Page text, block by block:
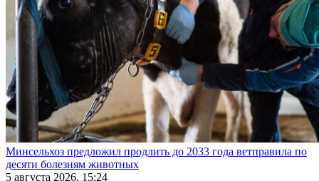
Минсельхоз предложил продлить до 2033 года ветправила по
десяти болезням животных
5 августа 2026, 15:24